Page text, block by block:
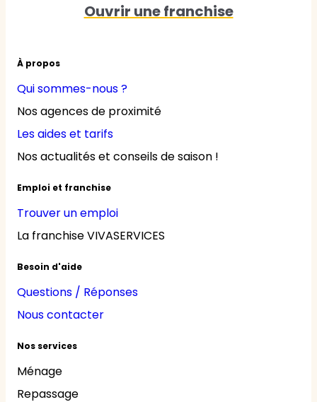
À propos
Qui sommes-nous ?
Nos agences de proximité
Les aides et tarifs
Nos actualités et conseils de saison !
Emploi et franchise
Trouver un emploi
La franchise VIVASERVICES
Besoin d'aide
Questions / Réponses
Nous contacter
Nos services
Ménage
Repassage
Ouvrir une franchise